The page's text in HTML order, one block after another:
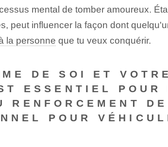
mental de tomber amoureux.
peut influencer la façon dont
la personne que tu veux conquérir.
DE SOI ET
ESSENTIEL POUR
RENFORCEMENT
POUR